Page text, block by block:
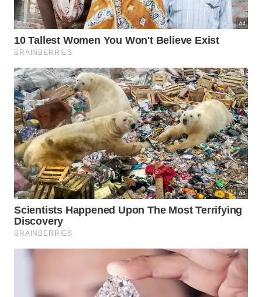
a execução consciente de ações úteis direcionadas
à sociedade. O estoicismo ensina que devemos
encadear boas condutas de maneira consistente,
buscando incansavelmente a
através do exercício constante dobem.
Ao invés de apenas discutir teorias abstratas sobre
moralidade, o verdadeiro sábio foca em demonstrar
retidão por meio de atitudes concretas. Agir com
modéstia, benevolência sincera e sem hipocrisia
purifica a alma, garantindo a tão almejadapaz
interior e estabilidadeemocional.